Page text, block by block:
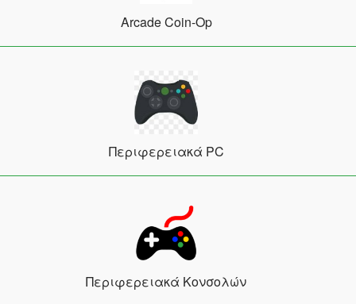
Arcade Coin-Op
Περιφερειακά PC
Περιφερειακά Κονσολών